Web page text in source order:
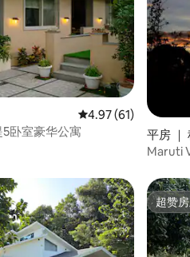
平均评分 4.97 分（
4.97 (61)
卧室豪华公寓
平房 ｜
l)
Maruti
超赞
超赞